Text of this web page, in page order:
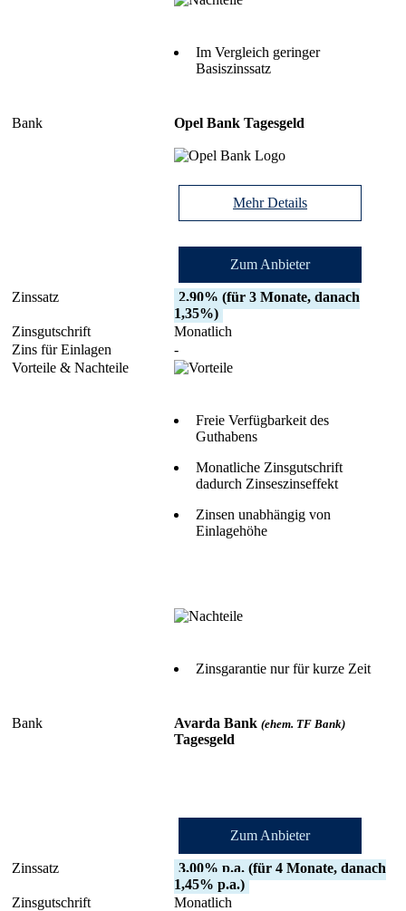
Im Vergleich geringer
Basiszinssatz
Opel Bank Tagesgeld
Mehr Details
Zum Anbieter
2,90% (für 3 Monate, danach
1,35%)
Monatlich
-
Freie Verfügbarkeit des
Guthabens
Monatliche Zinsgutschrift
dadurch Zinseszinseffekt
Zinsen unabhängig von
Einlagehöhe
Zinsgarantie nur für kurze Zeit
Avarda Bank(ehem. TF Bank)
Tagesgeld
Zum Anbieter
3,00% p.a. (für 4 Monate, danach
1,45% p.a.)
Monatlich